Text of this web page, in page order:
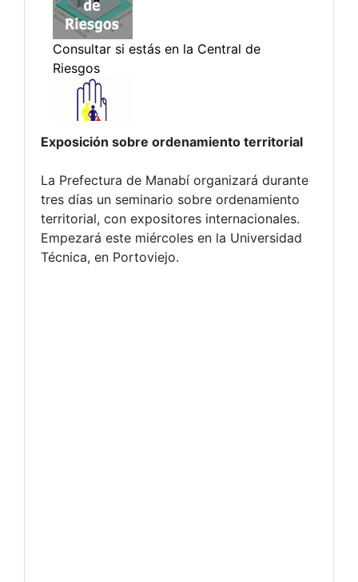
Exposición sobre ordenamiento territorial
La Prefectura de Manabí organizará durante
tres días un seminario sobre ordenamiento
territorial, con expositores internacionales.
Empezará este miércoles en la Universidad
Técnica, en Portoviejo.